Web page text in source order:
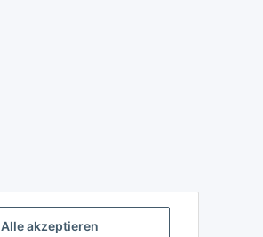
Alle akzeptieren